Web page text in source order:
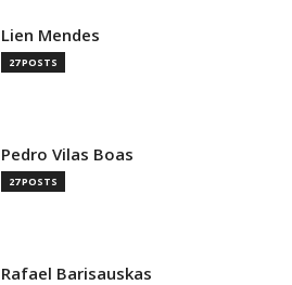
Lien Mendes
27 POSTS
Pedro Vilas Boas
27 POSTS
Rafael Barisauskas